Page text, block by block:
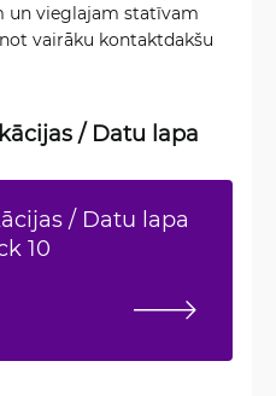
un vieglajam statīvam
vairāku kontaktdakšu
/ Datu lapa
/ Datu lapa
10